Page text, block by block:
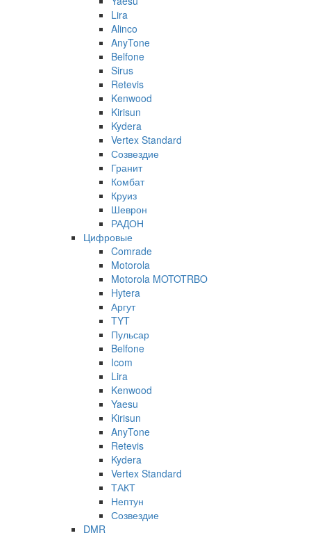
Lira
Alinco
AnyTone
Belfone
Sirus
Retevis
Kenwood
Kirisun
Kydera
Vertex Standard
Созвездие
Гранит
Комбат
Круиз
Шеврон
РАДОН
Цифровые
Comrade
Motorola
Motorola MOTOTRBO
Hytera
Аргут
TYT
Пульсар
Belfone
Icom
Lira
Kenwood
Yaesu
Kirisun
AnyTone
Retevis
Kydera
Vertex Standard
ТАКТ
Нептун
Созвездие
DMR